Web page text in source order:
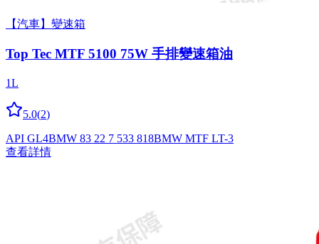
【汽車】變速箱
Top Tec MTF 5100 75W 手排變速箱油
1L
5.0(2)
API GL4BMW 83 22 7 533 818BMW MTF LT-3
查看詳情